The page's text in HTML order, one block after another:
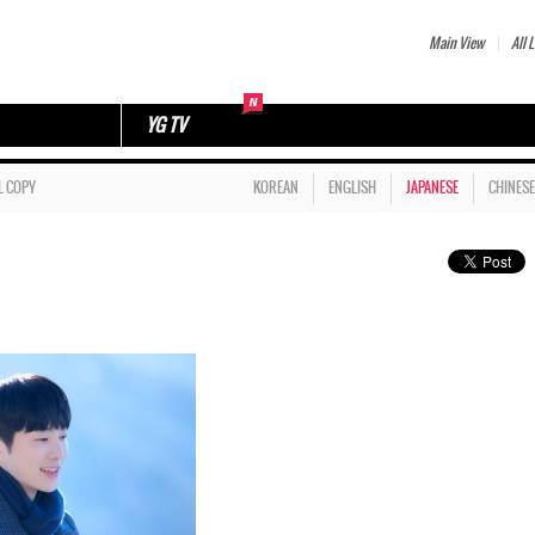
Main View All
YG TV
COPY KOREAN ENGLISH JAPANESE CHINESE